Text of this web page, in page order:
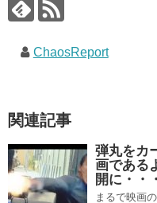
ChaosReport
関連記事
弾丸をカ
画である
開に・・
まるで映画